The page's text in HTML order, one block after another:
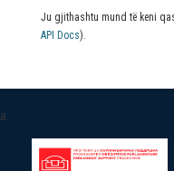
Ju gjithashtu mund të keni
API Docs).
a